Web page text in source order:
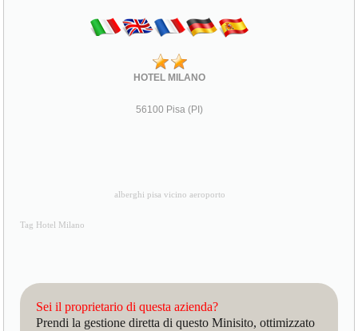
HOTEL MILANO
56100 Pisa (PI)
alberghi pisa vicino aeroporto
Tag Hotel Milano
Sei il proprietario di questa azienda?
Prendi la gestione diretta di questo Minisito, ottimizzato